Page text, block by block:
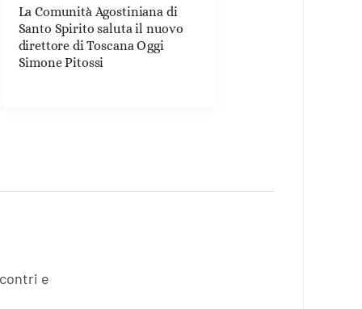
La Comunità Agostiniana di
Santo Spirito saluta il nuovo
direttore di Toscana Oggi
Simone Pitossi
e